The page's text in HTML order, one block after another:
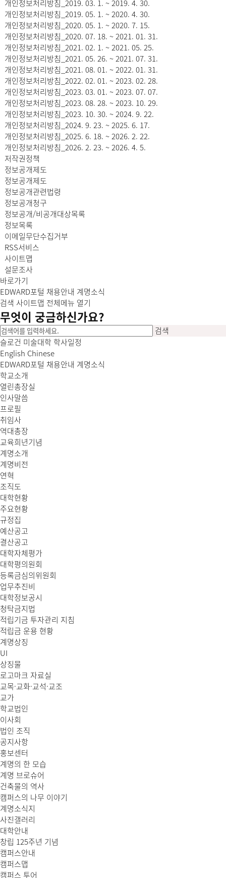
개인정보처리방침_2019. 03. 1. ~ 2019. 4. 30.
개인정보처리방침_2019. 05. 1. ~ 2020. 4. 30.
개인정보처리방침_2020. 05. 1. ~ 2020. 7. 15.
개인정보처리방침_2020. 07. 18. ~ 2021. 01. 31.
개인정보처리방침_2021. 02. 1. ~ 2021. 05. 25.
개인정보처리방침_2021. 05. 26. ~ 2021. 07. 31.
개인정보처리방침_2021. 08. 01. ~ 2022. 01. 31.
개인정보처리방침_2022. 02. 01. ~ 2023. 02. 28.
개인정보처리방침_2023. 03. 01. ~ 2023. 07. 07.
개인정보처리방침_2023. 08. 28. ~ 2023. 10. 29.
개인정보처리방침_2023. 10. 30. ~ 2024. 9. 22.
개인정보처리방침_2024. 9. 23. ~ 2025. 6. 17.
개인정보처리방침_2025. 6. 18. ~ 2026. 2. 22.
개인정보처리방침_2026. 2. 23. ~ 2026. 4. 5.
저작권정책
정보공개제도
정보공개제도
정보공개관련법령
정보공개청구
정보공개/비공개대상목록
정보목록
이메일무단수집거부
RSS서비스
사이트맵
설문조사
바로가기
EDWARD포털 채용안내 계명소식
검색 사이트맵 전체메뉴 열기
무엇이 궁금하신가요?
검색
슬로건 미술대학 학사일정
English Chinese
EDWARD포털 채용안내 계명소식
학교소개
열린총장실
인사말씀
프로필
취임사
역대총장
교육희년기념
계명소개
계명비전
연혁
조직도
대학현황
주요현황
규정집
예산공고
결산공고
대학자체평가
대학평의원회
등록금심의위원회
업무추진비
대학정보공시
청탁금지법
적립기금 투자관리 지침
적립금 운용 현황
계명상징
UI
상징물
로고마크 자료실
교목·교화·교석·교조
교가
학교법인
이사회
법인 조직
공지사항
홍보센터
계명의 한 모습
계명 브로슈어
건축물의 역사
캠퍼스의 나무 이야기
계명소식지
사진갤러리
대학안내
창립 125주년 기념
캠퍼스안내
캠퍼스맵
캠퍼스 투어